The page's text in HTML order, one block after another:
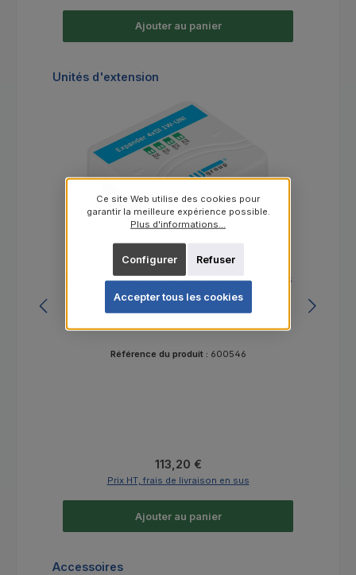
Ajouter au panier
Ignorer la galerie de produits
Unités d'extension
Expander 4xDI - Extension pour entrées
numériques
Référence du produit : 600546
Prix régulier :
113,20 €
Prix HT, frais de livraison en sus
Ajouter au panier
Ignorer la galerie de produits
Accessoires
Ce site Web utilise des cookies pour
garantir la meilleure expérience possible.
Plus d'informations...
Refuser
Configurer
Accepter tous les cookies